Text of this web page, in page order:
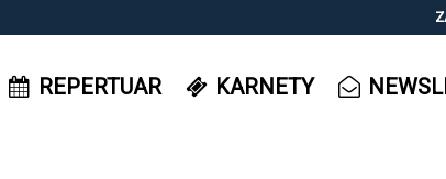
REPERTUAR KARNETY